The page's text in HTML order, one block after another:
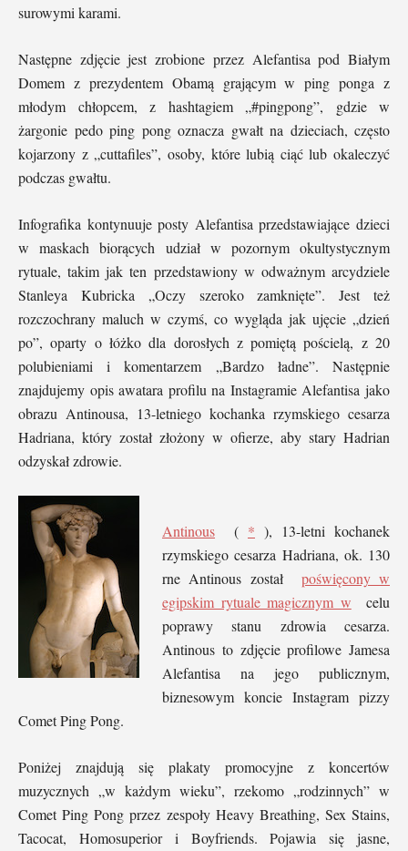
surowymi karami.
Następne zdjęcie jest zrobione przez Alefantisa pod Białym
Domem z prezydentem Obamą grającym w ping ponga z
młodym chłopcem, z hashtagiem „#pingpong”, gdzie w
żargonie pedo ping pong oznacza gwałt na dzieciach, często
kojarzony z „cuttafiles”, osoby, które lubią ciąć lub okaleczyć
podczas gwałtu.
Infografika kontynuuje posty Alefantisa przedstawiające dzieci
w maskach biorących udział w pozornym okultystycznym
rytuale, takim jak ten przedstawiony w odważnym arcydziele
Stanleya Kubricka „Oczy szeroko zamknięte”. Jest też
rozczochrany maluch w czymś, co wygląda jak ujęcie „dzień
po”, oparty o łóżko dla dorosłych z pomiętą pościelą, z 20
polubieniami i komentarzem „Bardzo ładne”. Następnie
znajdujemy opis awatara profilu na Instagramie Alefantisa jako
obrazu Antinousa, 13-letniego kochanka rzymskiego cesarza
Hadriana, który został złożony w ofierze, aby stary Hadrian
odzyskał zdrowie.
Antinous ( * ), 13-letni kochanek
rzymskiego cesarza Hadriana, ok. 130
rne Antinous został poświęcony w
egipskim rytuale magicznym w celu
poprawy stanu zdrowia cesarza.
Antinous to zdjęcie profilowe Jamesa
Alefantisa na jego publicznym,
biznesowym koncie Instagram pizzy
Comet Ping Pong.
Poniżej znajdują się plakaty promocyjne z koncertów
muzycznych „w każdym wieku”, rzekomo „rodzinnych” w
Comet Ping Pong przez zespoły Heavy Breathing, Sex Stains,
Tacocat, Homosuperior i Boyfriends. Pojawia się jasne,